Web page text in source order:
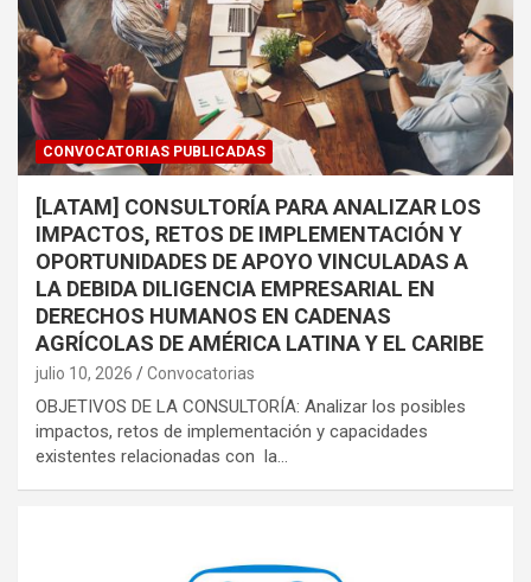
CONVOCATORIAS PUBLICADAS
[LATAM] CONSULTORÍA PARA ANALIZAR LOS
IMPACTOS, RETOS DE IMPLEMENTACIÓN Y
OPORTUNIDADES DE APOYO VINCULADAS A
LA DEBIDA DILIGENCIA EMPRESARIAL EN
DERECHOS HUMANOS EN CADENAS
AGRÍCOLAS DE AMÉRICA LATINA Y EL CARIBE
julio 10, 2026 Convocatorias
OBJETIVOS DE LA CONSULTORÍA: Analizar los posibles
impactos, retos de implementación y capacidades
existentes relacionadas con la…